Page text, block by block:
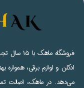
فروشگاه
ادکلن و لوازم برقی،
می‌دهد. در ماهک، اصالت